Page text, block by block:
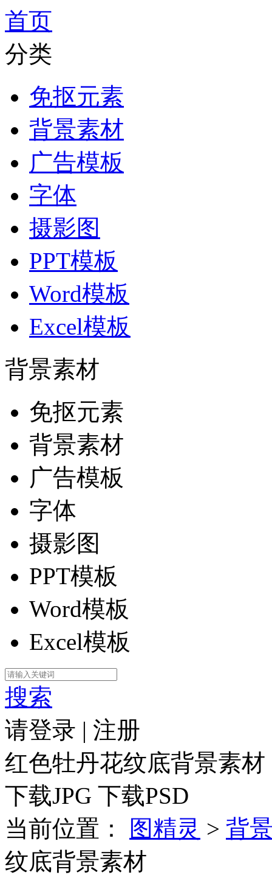
首页
分类
免抠元素
背景素材
广告模板
字体
摄影图
PPT模板
Word模板
Excel模板
背景素材
免抠元素
背景素材
广告模板
字体
摄影图
PPT模板
Word模板
Excel模板
搜索
请登录 | 注册
红色牡丹花纹底背景素材
下载JPG 下载PSD
当前位置：
图精灵 > 背
纹底背景素材